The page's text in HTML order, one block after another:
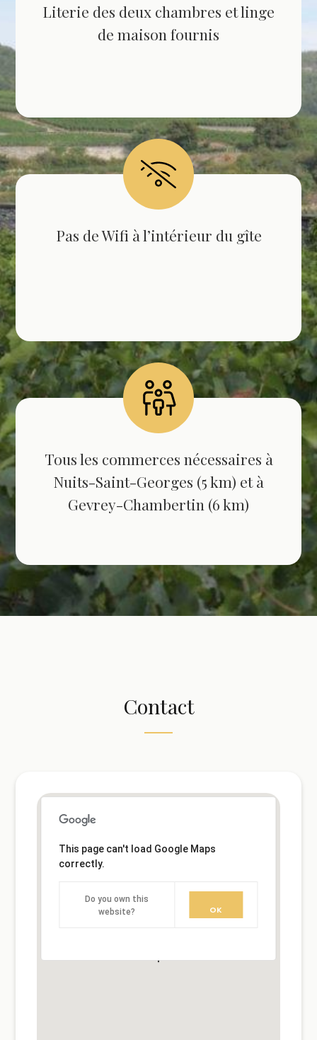
Literie des deux chambres et linge
de maison fournis
Pas de Wifi à l’intérieur du gîte
Tous les commerces nécessaires à
Nuits-Saint-Georges (5 km) et à
Gevrey-Chambertin (6 km)
Contact
This page can't load Google Maps
correctly.
Do you own this
website?
OK